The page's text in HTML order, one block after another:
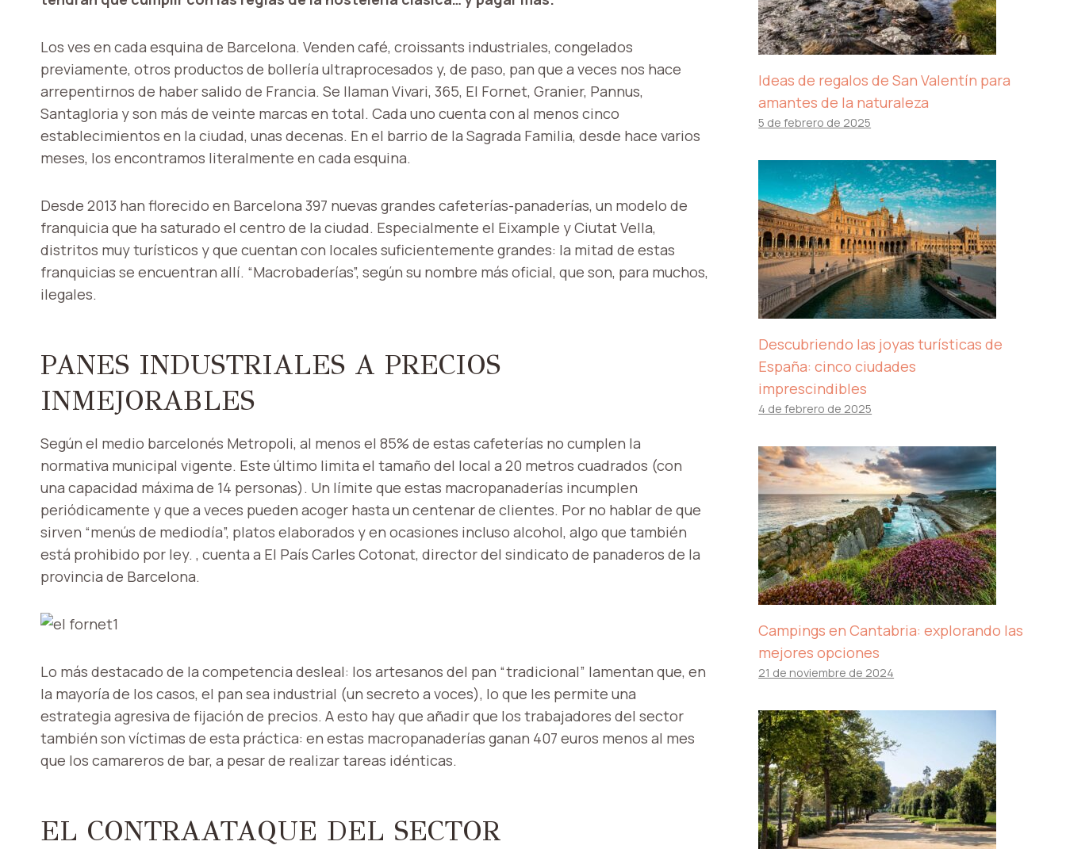
Los ves en cada esquina de Barcelona. Venden café, croissants industriales, congelados
previamente, otros productos de bollería ultraprocesados ​​y, de paso, pan que a veces nos hace
arrepentirnos de haber salido de Francia. Se llaman Vivari, 365, El Fornet, Granier, Pannus,
Santagloria y son más de veinte marcas en total. Cada uno cuenta con al menos cinco
establecimientos en la ciudad, unas decenas. En el barrio de la Sagrada Familia, desde hace varios
meses, los encontramos literalmente en cada esquina.
Desde 2013 han florecido en Barcelona 397 nuevas grandes cafeterías-panaderías, un modelo de
franquicia que ha saturado el centro de la ciudad. Especialmente el Eixample y Ciutat Vella,
distritos muy turísticos y que cuentan con locales suficientemente grandes: la mitad de estas
franquicias se encuentran allí. “Macrobaderías”, según su nombre más oficial, que son, para muchos,
ilegales.
PANES INDUSTRIALES A PRECIOS
INMEJORABLES
Según el medio barcelonés Metropoli, al menos el 85% de estas cafeterías no cumplen la
normativa municipal vigente. Este último limita el tamaño del local a 20 metros cuadrados (con
una capacidad máxima de 14 personas). Un límite que estas macropanaderías incumplen
periódicamente y que a veces pueden acoger hasta un centenar de clientes. Por no hablar de que
sirven “menús de mediodía”, platos elaborados y en ocasiones incluso alcohol, algo que también
está prohibido por ley. , cuenta a El País Carles Cotonat, director del sindicato de panaderos de la
provincia de Barcelona.
Lo más destacado de la competencia desleal: los artesanos del pan “tradicional” lamentan que, en
la mayoría de los casos, el pan sea industrial (un secreto a voces), lo que les permite una
estrategia agresiva de fijación de precios. A esto hay que añadir que los trabajadores del sector
también son víctimas de esta práctica: en estas macropanaderías ganan 407 euros menos al mes
que los camareros de bar, a pesar de realizar tareas idénticas.
EL CONTRAATAQUE DEL SECTOR
Ideas de regalos de San Valentín para
amantes de la naturaleza
5 de febrero de 2025
Descubriendo las joyas turísticas de
España: cinco ciudades
imprescindibles
4 de febrero de 2025
Campings en Cantabria: explorando las
mejores opciones
21 de noviembre de 2024